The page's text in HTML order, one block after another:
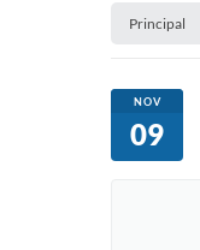
Principal
NOV
09